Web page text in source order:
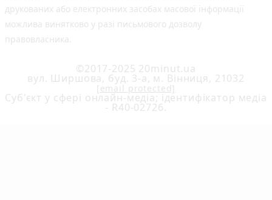
друкованих або електронних засобах масової інформації
можлива винятково у разі письмового дозволу
правовласника.
©2017-2025 20minut.ua
вул. Ширшова, буд. 3-а, м. Вінниця, 21032
[email protected]
Cуб'єкт у сфері онлайн-медіа; ідентифікатор медіа
- R40-02726.